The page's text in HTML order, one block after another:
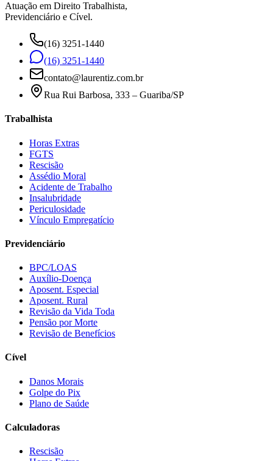
Atuação em Direito Trabalhista,
Previdenciário e Cível.
(16) 3251-1440
(16) 3251-1440
contato@laurentiz.com.br
Rua Rui Barbosa, 333 – Guariba/SP
Trabalhista
Horas Extras
FGTS
Rescisão
Assédio Moral
Acidente de Trabalho
Insalubridade
Periculosidade
Vínculo Empregatício
Previdenciário
BPC/LOAS
Auxílio-Doença
Aposent. Especial
Aposent. Rural
Revisão da Vida Toda
Pensão por Morte
Revisão de Benefícios
Cível
Danos Morais
Golpe do Pix
Plano de Saúde
Calculadoras
Rescisão